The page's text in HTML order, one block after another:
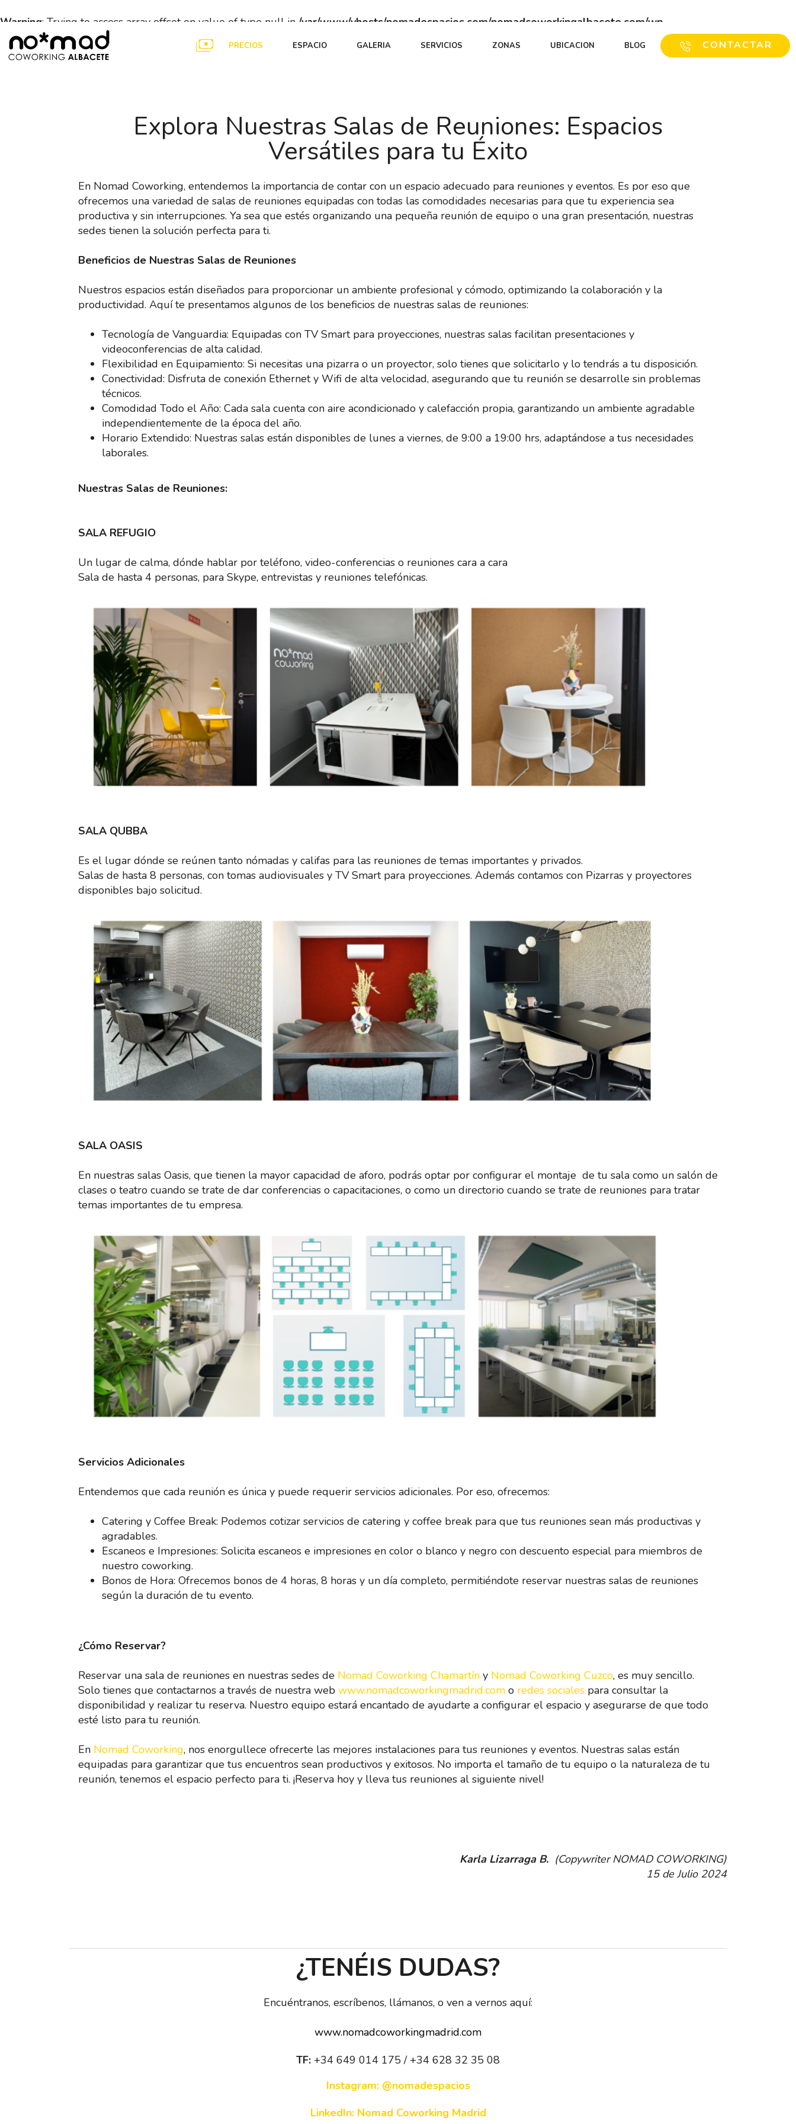
Warning: Trying to access array offset on value of type null in /var/www/vhosts/nomadespacios.com/nomadcoworkingalbacete.com/wp-
content/themes/nomadcoworking/header.php
coworking cuzco · coworking chamartin albacete@nomadespacios.com
PRECIOS ESPACIO GALERIA SERVICIOS ZONAS UBICACION BLOG CONTACTAR
Explora Nuestras Salas de Reuniones: Espacios
Versátiles para tu Éxito
En Nomad Coworking, entendemos la importancia de contar con un espacio adecuado para reuniones y eventos. Es por eso que
ofrecemos una variedad de salas de reuniones equipadas con todas las comodidades necesarias para que tu experiencia sea
productiva y sin interrupciones. Ya sea que estés organizando una pequeña reunión de equipo o una gran presentación, nuestras
sedes tienen la solución perfecta para ti.
Beneficios de Nuestras Salas de Reuniones
Nuestros espacios están diseñados para proporcionar un ambiente profesional y cómodo, optimizando la colaboración y la
productividad. Aquí te presentamos algunos de los beneficios de nuestras salas de reuniones:
Tecnología de Vanguardia: Equipadas con TV Smart para proyecciones, nuestras salas facilitan presentaciones y
videoconferencias de alta calidad.
Flexibilidad en Equipamiento: Si necesitas una pizarra o un proyector, solo tienes que solicitarlo y lo tendrás a tu disposición.
Conectividad: Disfruta de conexión Ethernet y Wifi de alta velocidad, asegurando que tu reunión se desarrolle sin problemas
técnicos.
Comodidad Todo el Año: Cada sala cuenta con aire acondicionado y calefacción propia, garantizando un ambiente agradable
independientemente de la época del año.
Horario Extendido: Nuestras salas están disponibles de lunes a viernes, de 9:00 a 19:00 hrs, adaptándose a tus necesidades
laborales.
Nuestras Salas de Reuniones:
SALA REFUGIO
Un lugar de calma, dónde hablar por teléfono, video-conferencias o reuniones cara a cara
Sala de hasta 4 personas, para Skype, entrevistas y reuniones telefónicas.
SALA QUBBA
Es el lugar dónde se reúnen tanto nómadas y califas para las reuniones de temas importantes y privados.
Salas de hasta 8 personas, con tomas audiovisuales y TV Smart para proyecciones. Además contamos con Pizarras y proyectores
disponibles bajo solicitud.
SALA OASIS
En nuestras salas Oasis, que tienen la mayor capacidad de aforo, podrás optar por configurar el montaje de tu sala como un salón de
clases o teatro cuando se trate de dar conferencias o capacitaciones, o como un directorio cuando se trate de reuniones para tratar
temas importantes de tu empresa.
Servicios Adicionales
Entendemos que cada reunión es única y puede requerir servicios adicionales. Por eso, ofrecemos:
Catering y Coffee Break: Podemos cotizar servicios de catering y coffee break para que tus reuniones sean más productivas y
agradables.
Escaneos e Impresiones: Solicita escaneos e impresiones en color o blanco y negro con descuento especial para miembros de
nuestro coworking.
Bonos de Hora: Ofrecemos bonos de 4 horas, 8 horas y un día completo, permitiéndote reservar nuestras salas de reuniones
según la duración de tu evento.
¿Cómo Reservar?
Reservar una sala de reuniones en nuestras sedes de Nomad Coworking Chamartín y Nomad Coworking Cuzco, es muy sencillo.
Solo tienes que contactarnos a través de nuestra web www.nomadcoworkingmadrid.com o redes sociales para consultar la
disponibilidad y realizar tu reserva. Nuestro equipo estará encantado de ayudarte a configurar el espacio y asegurarse de que todo
esté listo para tu reunión.
En Nomad Coworking, nos enorgullece ofrecerte las mejores instalaciones para tus reuniones y eventos. Nuestras salas están
equipadas para garantizar que tus encuentros sean productivos y exitosos. No importa el tamaño de tu equipo o la naturaleza de tu
reunión, tenemos el espacio perfecto para ti. ¡Reserva hoy y lleva tus reuniones al siguiente nivel!
Karla Lizarraga B. (Copywriter NOMAD COWORKING)
15 de Julio 2024
¿TENÉIS DUDAS?
Encuéntranos, escríbenos, llámanos, o ven a vernos aquí:
www.nomadcoworkingmadrid.com
TF: +34 649 014 175 / +34 628 32 35 08
Instagram: @nomadespacios
LinkedIn: Nomad Coworking Madrid